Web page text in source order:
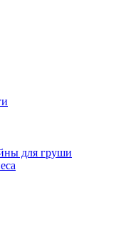
для груши